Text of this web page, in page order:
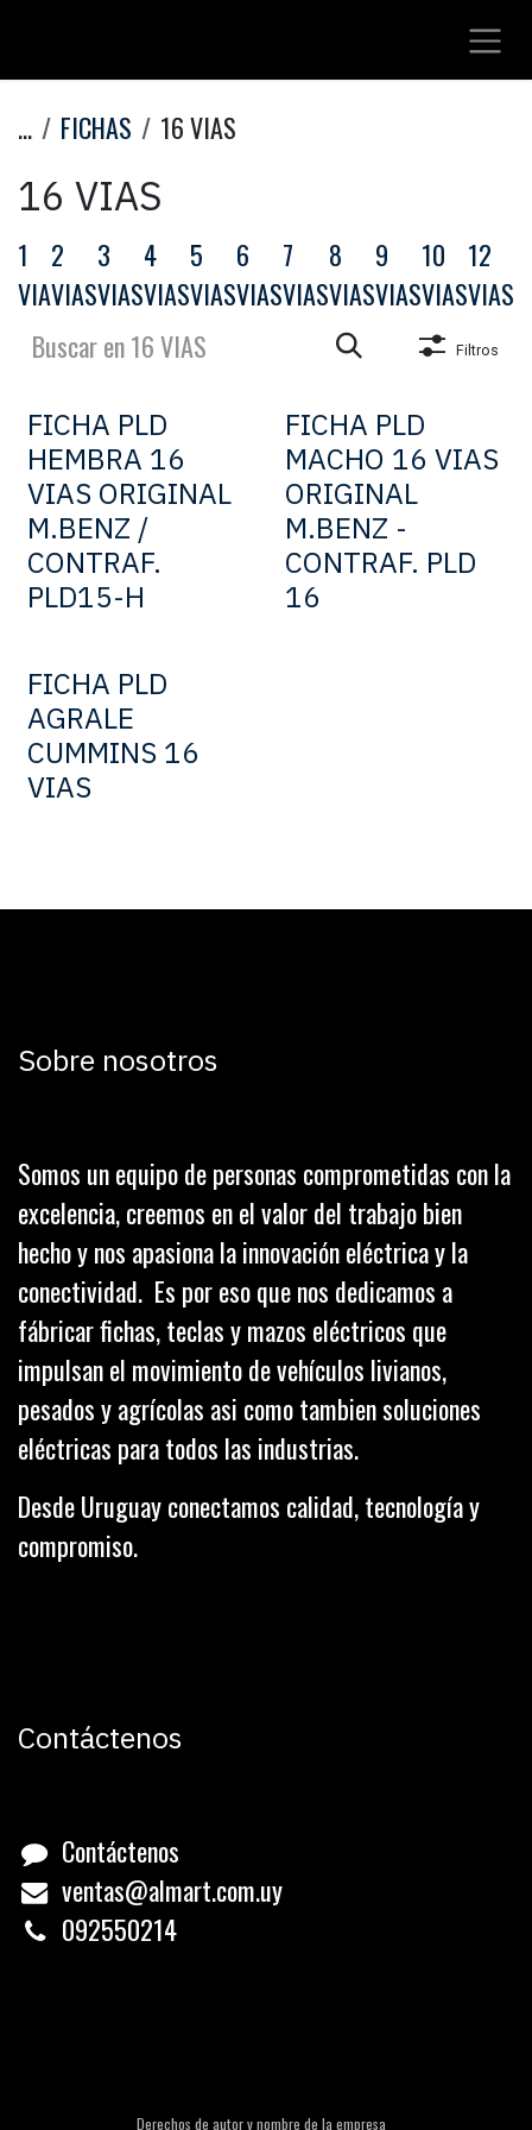
... FICHAS 16 VIAS
16 VIAS
1
VIA
2
VIAS
3
VIAS
4
VIAS
5
VIAS
6
VIAS
7
VIAS
8
VIAS
9
VIAS
10
VIAS
12
VIAS
Filtros
FICHA PLD
HEMBRA 16
VIAS ORIGINAL
M.BENZ /
CONTRAF.
PLD15-H
FICHA PLD
MACHO 16 VIAS
ORIGINAL
M.BENZ -
CONTRAF. PLD
16
FICHA PLD
AGRALE
CUMMINS 16
VIAS
Sobre nosotros
Somos un equipo de personas comprometidas con la
excelencia, creemos en el valor del trabajo bien
hecho y nos apasiona la innovación eléctrica y la
conectividad. Es por eso que nos dedicamos a
fábricar fichas, teclas y mazos eléctricos que
impulsan el movimiento de vehículos livianos,
pesados y agrícolas asi como tambien soluciones
eléctricas para todos las industrias.
Desde Uruguay conectamos calidad, tecnología y
compromiso.
Contáctenos
Contáctenos
ventas@almart.com.uy
092550214
Derechos de autor y nombre de la empresa